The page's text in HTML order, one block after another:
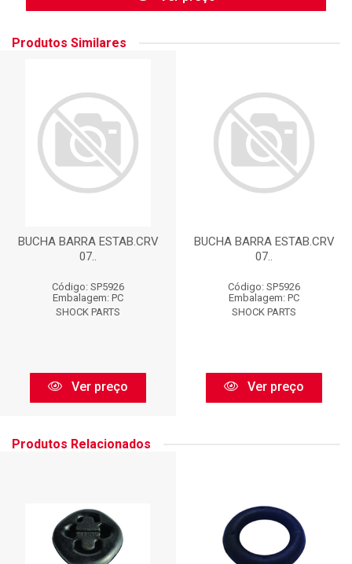
Produtos Similares
BUCHA BARRA ESTAB.CRV
07..
Código: SP5926
Embalagem: PC
SHOCK PARTS
Ver preço
BUCHA BARRA ESTAB.CRV
07..
Código: SP5926
Embalagem: PC
SHOCK PARTS
Ver preço
Produtos Relacionados